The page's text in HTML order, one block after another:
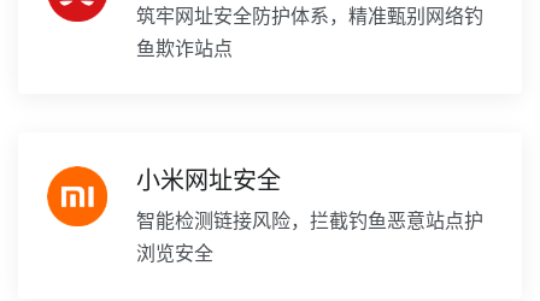
筑牢网址安全防护体系，精准甄别网络钓
鱼欺诈站点
小米网址安全
智能检测链接风险，拦截钓鱼恶意站点护
浏览安全